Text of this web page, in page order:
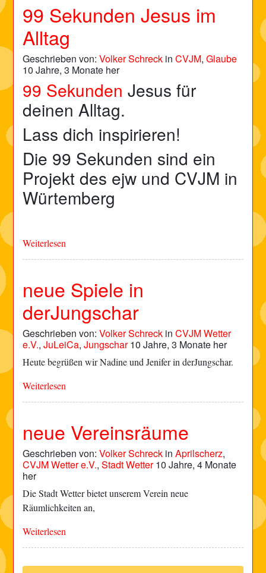
99 Sekunden Jesus im
Alltag
Geschrieben von:Volker Schreck inCVJM,Glaube
10 Jahre, 3 Monate her
99 SekundenJesus für
deinen Alltag.
Lass dich inspirieren!
Die 99 Sekunden sind ein
Projekt des ejw und CVJM in
Würtemberg
Weiterlesen
neue Spiele in
derJungschar
Geschrieben von:Volker Schreck inCVJM Wetter
e.V.,JuLeiCa,Jungschar10 Jahre, 3 Monate her
Heute begrüßen wir Nadine und Jenifer in derJungschar.
Weiterlesen
neue Vereinsräume
Geschrieben von:Volker Schreck inAprilscherz,
CVJM Wetter e.V.,Stadt Wetter10 Jahre, 4 Monate
her
Die Stadt Wetter bietet unserem Verein neue
Räumlichkeiten an,
Weiterlesen